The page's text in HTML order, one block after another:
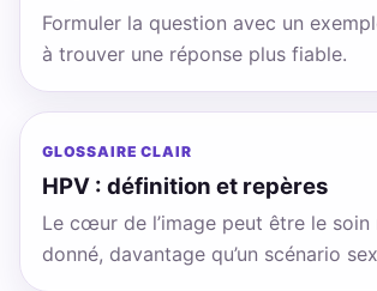
Formuler la question avec un
à trouver une réponse plus fiable.
GLOSSAIRE CLAIR
HPV : définition et repères
Le cœur de l’image peut être le soin
donné, davantage qu’un scénario